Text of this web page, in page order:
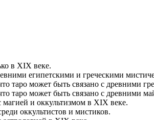
в XIX веке.
египетскими и греческими
таро может быть связано с древними
таро может быть связано с древними
и оккультизмом в XIX веке.
оккультистов и мистиков.